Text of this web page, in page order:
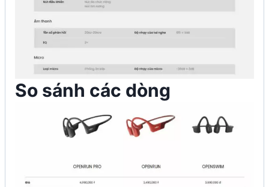
So sánh các dòng